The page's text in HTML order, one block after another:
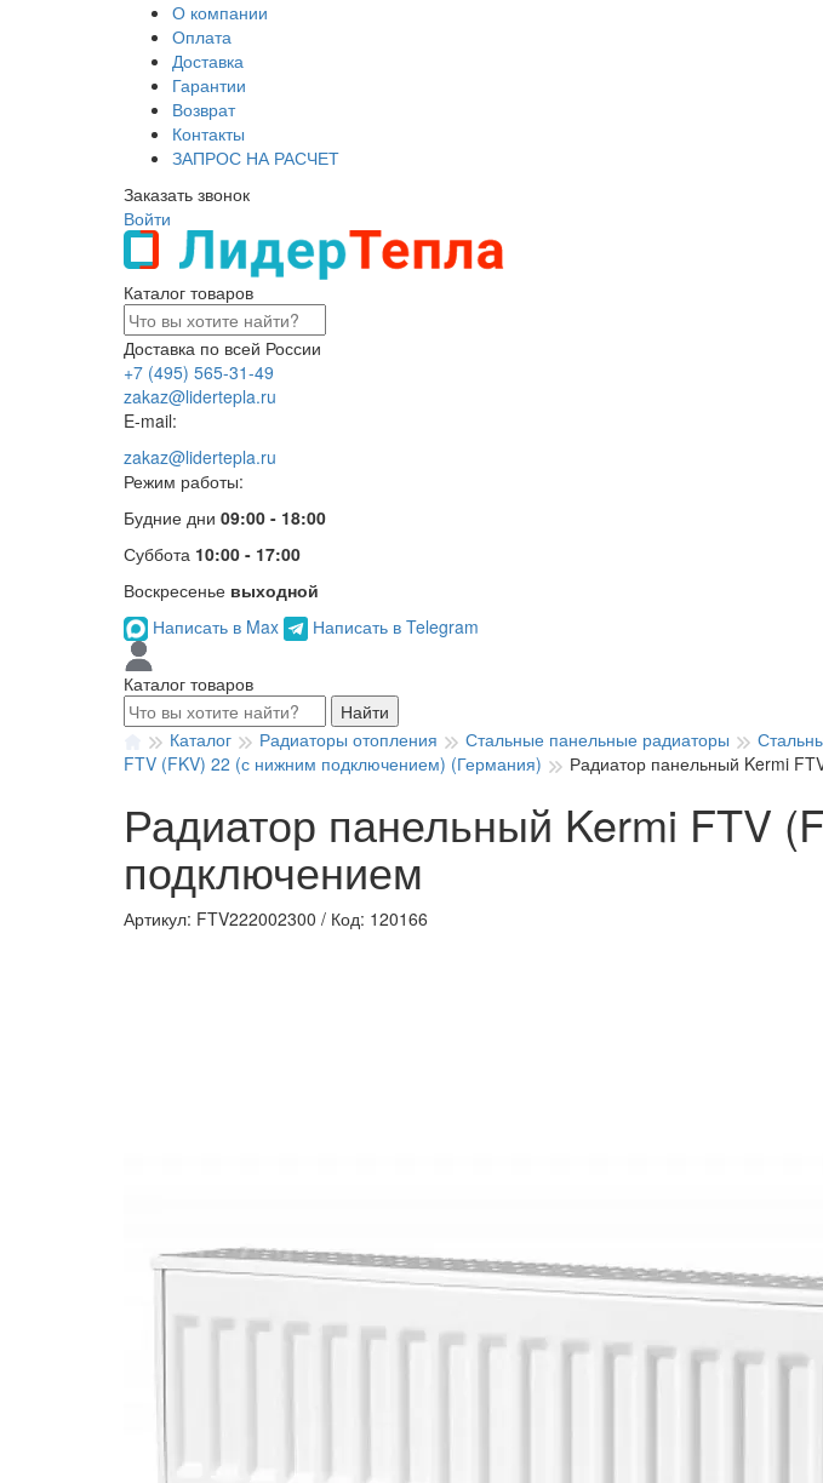
О компании
Оплата
Доставка
Гарантии
Возврат
Контакты
ЗАПРОС НА РАСЧЕТ
Заказать звонок
Войти
Каталог товаров
Доставка по всей России
+7 (495) 565-31-49
zakaz@lidertepla.ru
E-mail:
zakaz@lidertepla.ru
Режим работы:
Будние дни 09:00 - 18:00
Суббота 10:00 - 17:00
Воскресенье выходной
Написать в Max
Написать в Telegram
Каталог товаров
Найти
Каталог
Радиаторы отопления Стальные панельные радиаторы
FTV (FKV) 22 (с нижним подключением) (Германия)
Радиатор панельный Kermi
Радиатор панельный Kermi FTV
подключением
Артикул: FTV222002300 / Код: 120166